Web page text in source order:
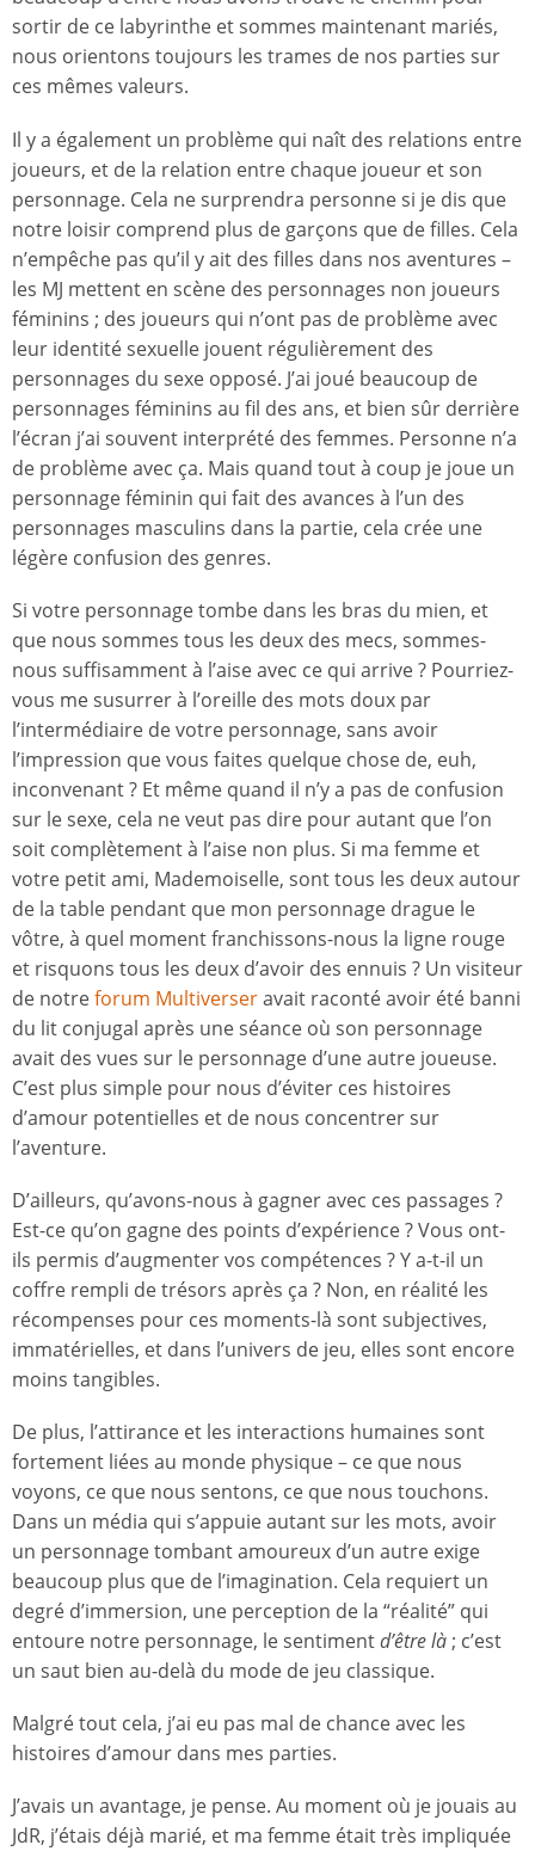
sortir de ce labyrinthe et sommes maintenant mariés,
nous orientons toujours les trames de nos parties sur
ces mêmes valeurs.
Il y a également un problème qui naît des relations entre
joueurs, et de la relation entre chaque joueur et son
personnage. Cela ne surprendra personne si je dis que
notre loisir comprend plus de garçons que de filles. Cela
n’empêche pas qu’il y ait des filles dans nos aventures –
les MJ mettent en scène des personnages non joueurs
féminins ; des joueurs qui n’ont pas de problème avec
leur identité sexuelle jouent régulièrement des
personnages du sexe opposé. J’ai joué beaucoup de
personnages féminins au fil des ans, et bien sûr derrière
l’écran j’ai souvent interprété des femmes. Personne n’a
de problème avec ça. Mais quand tout à coup je joue un
personnage féminin qui fait des avances à l’un des
personnages masculins dans la partie, cela crée une
légère confusion des genres.
Si votre personnage tombe dans les bras du mien, et
que nous sommes tous les deux des mecs, sommes-
nous suffisamment à l’aise avec ce qui arrive ? Pourriez-
vous me susurrer à l’oreille des mots doux par
l’intermédiaire de votre personnage, sans avoir
l’impression que vous faites quelque chose de, euh,
inconvenant ? Et même quand il n’y a pas de confusion
sur le sexe, cela ne veut pas dire pour autant que l’on
soit complètement à l’aise non plus. Si ma femme et
votre petit ami, Mademoiselle, sont tous les deux autour
de la table pendant que mon personnage drague le
vôtre, à quel moment franchissons-nous la ligne rouge
et risquons tous les deux d’avoir des ennuis ? Un visiteur
de notreforum Multiverseravait raconté avoir été banni
du lit conjugal après une séance où son personnage
avait des vues sur le personnage d’une autre joueuse.
C’est plus simple pour nous d’éviter ces histoires
d’amour potentielles et de nous concentrer sur
l’aventure.
D’ailleurs, qu’avons-nous à gagner avec ces passages ?
Est-ce qu’on gagne des points d’expérience ? Vous ont-
ils permis d’augmenter vos compétences ? Y a-t-il un
coffre rempli de trésors après ça ? Non, en réalité les
récompenses pour ces moments-là sont subjectives,
immatérielles, et dans l’univers de jeu, elles sont encore
moins tangibles.
De plus, l’attirance et les interactions humaines sont
fortement liées au monde physique – ce que nous
voyons, ce que nous sentons, ce que nous touchons.
Dans un média qui s’appuie autant sur les mots, avoir
un personnage tombant amoureux d’un autre exige
beaucoup plus que de l’imagination. Cela requiert un
degré d’immersion, une perception de la “réalité” qui
entoure notre personnage, le sentimentd’être là ; c’est
un saut bien au-delà du mode de jeu classique.
Malgré tout cela, j’ai eu pas mal de chance avec les
histoires d’amour dans mes parties.
J’avais un avantage, je pense. Au moment où je jouais au
JdR, j’étais déjà marié, et ma femme était très impliquée